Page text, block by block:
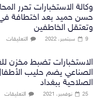
وكالة الاستخبارات تحرر
حسن حميد بعد اختطافة
وتعتقل الخاطفين
9 سبتمبر، 2022 التعليقات
الاستخبارات تضبط مخزن
الصناعي يضم حليب
الصلاحية ببغداد
25 نوفمبر، 2021 التعليقات